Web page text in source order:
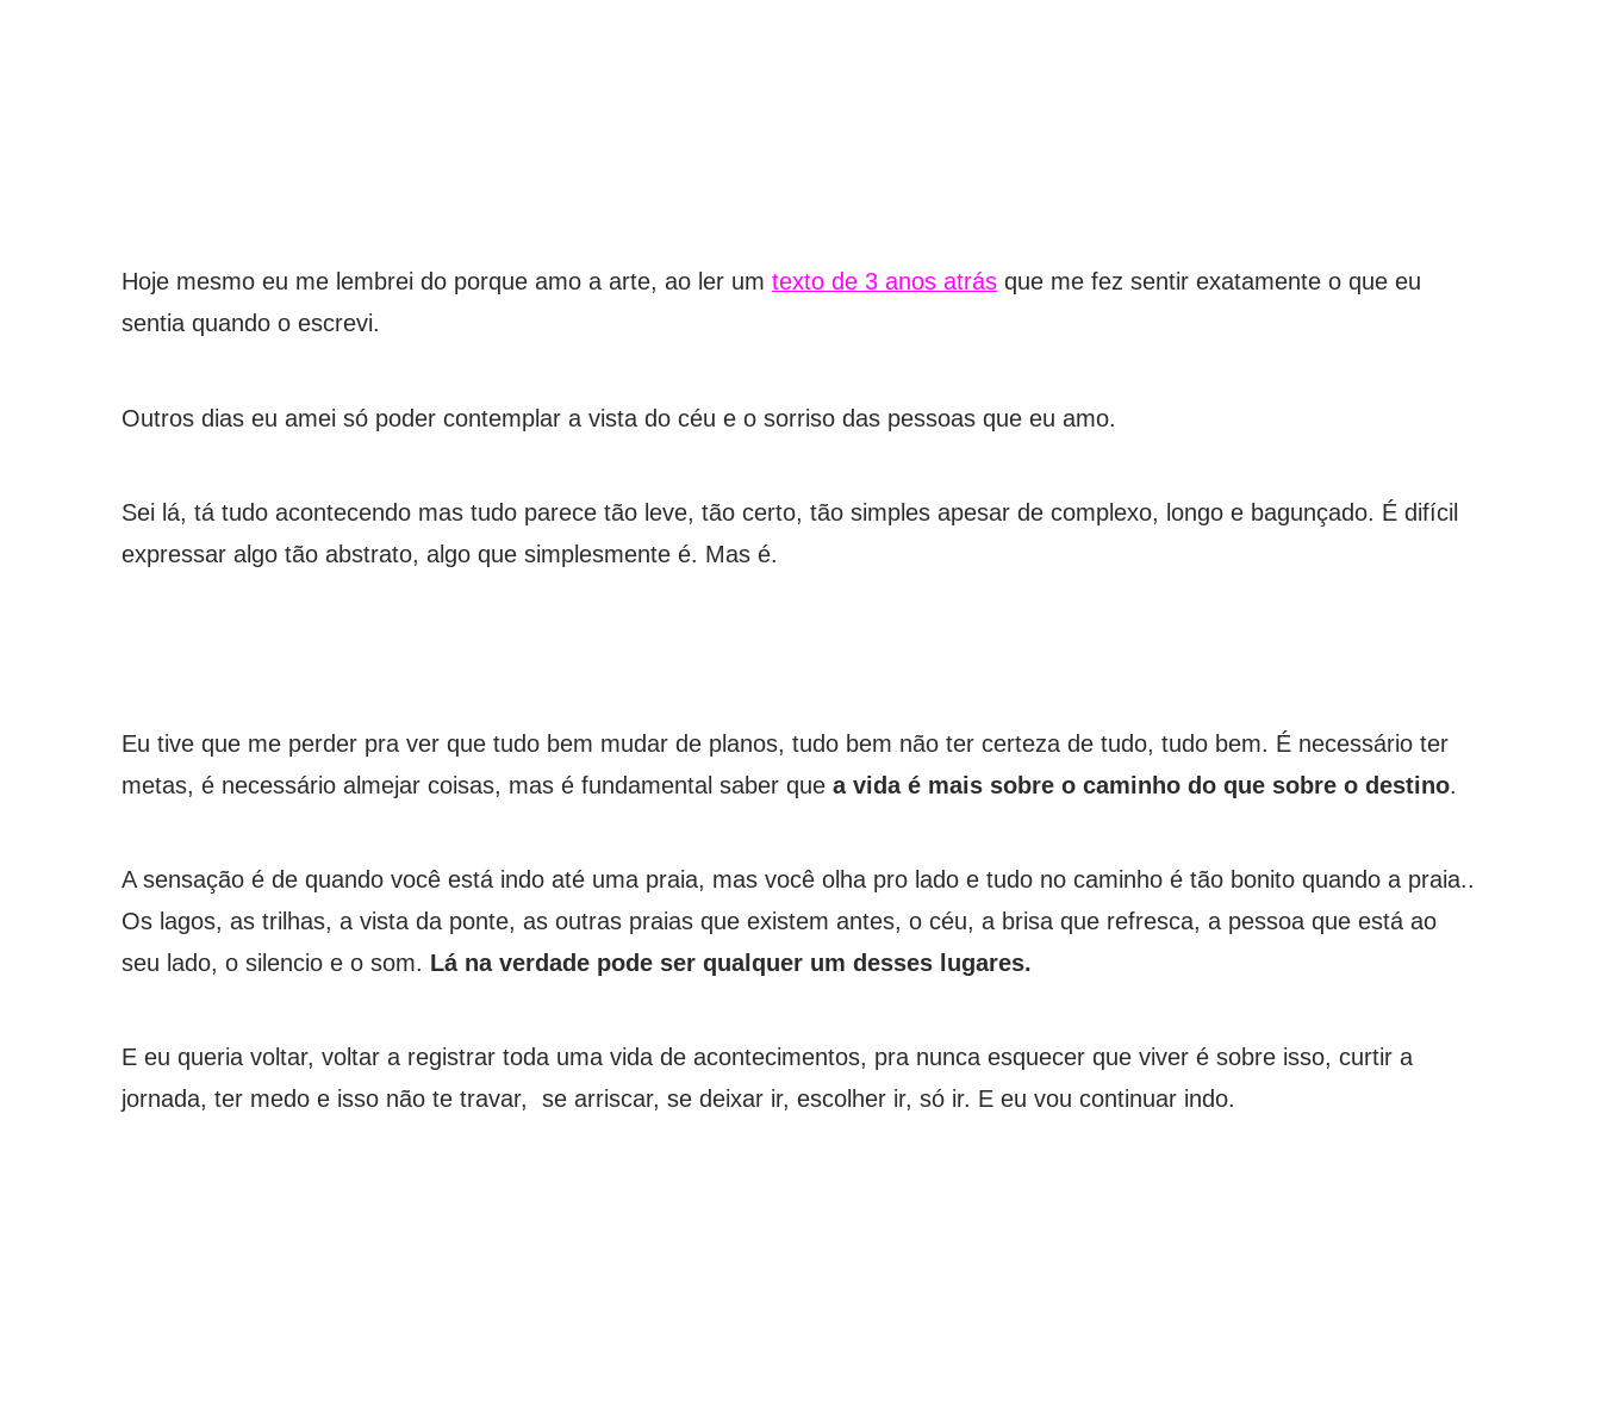
Hoje mesmo eu me lembrei do porque amo a arte, ao ler umtexto de 3 anos atrás que me fez sentir exatamente o que eu
sentia quando o escrevi.
Outros dias eu amei só poder contemplar a vista do céu e o sorriso das pessoas que eu amo.
Sei lá, tá tudo acontecendo mas tudo parece tão leve, tão certo, tão simples apesar de complexo, longo e bagunçado. É difícil
expressar algo tão abstrato, algo que simplesmente é. Mas é.
Eu tive que me perder pra ver que tudo bem mudar de planos, tudo bem não ter certeza de tudo, tudo bem. É necessário ter
metas, é necessário almejar coisas, mas é fundamental saber quea vida é mais sobre o caminho do que sobre o destino.
A sensação é de quando você está indo até uma praia, mas você olha pro lado e tudo no caminho é tão bonito quando a praia..
Os lagos, as trilhas, a vista da ponte, as outras praias que existem antes, o céu, a brisa que refresca, a pessoa que está ao
seu lado, o silencio e o som. Lá na verdade pode ser qualquer um desses lugares.
E eu queria voltar, voltar a registrar toda uma vida de acontecimentos, pra nunca esquecer que viver é sobre isso, curtir a
jornada, ter medo e isso não te travar, se arriscar, se deixar ir, escolher ir, só ir. E eu vou continuar indo.